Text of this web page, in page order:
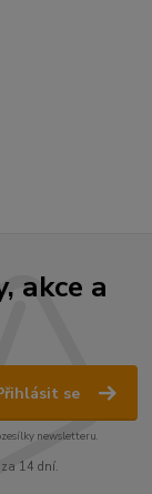
akce a
se
newsletteru.
14 dní.